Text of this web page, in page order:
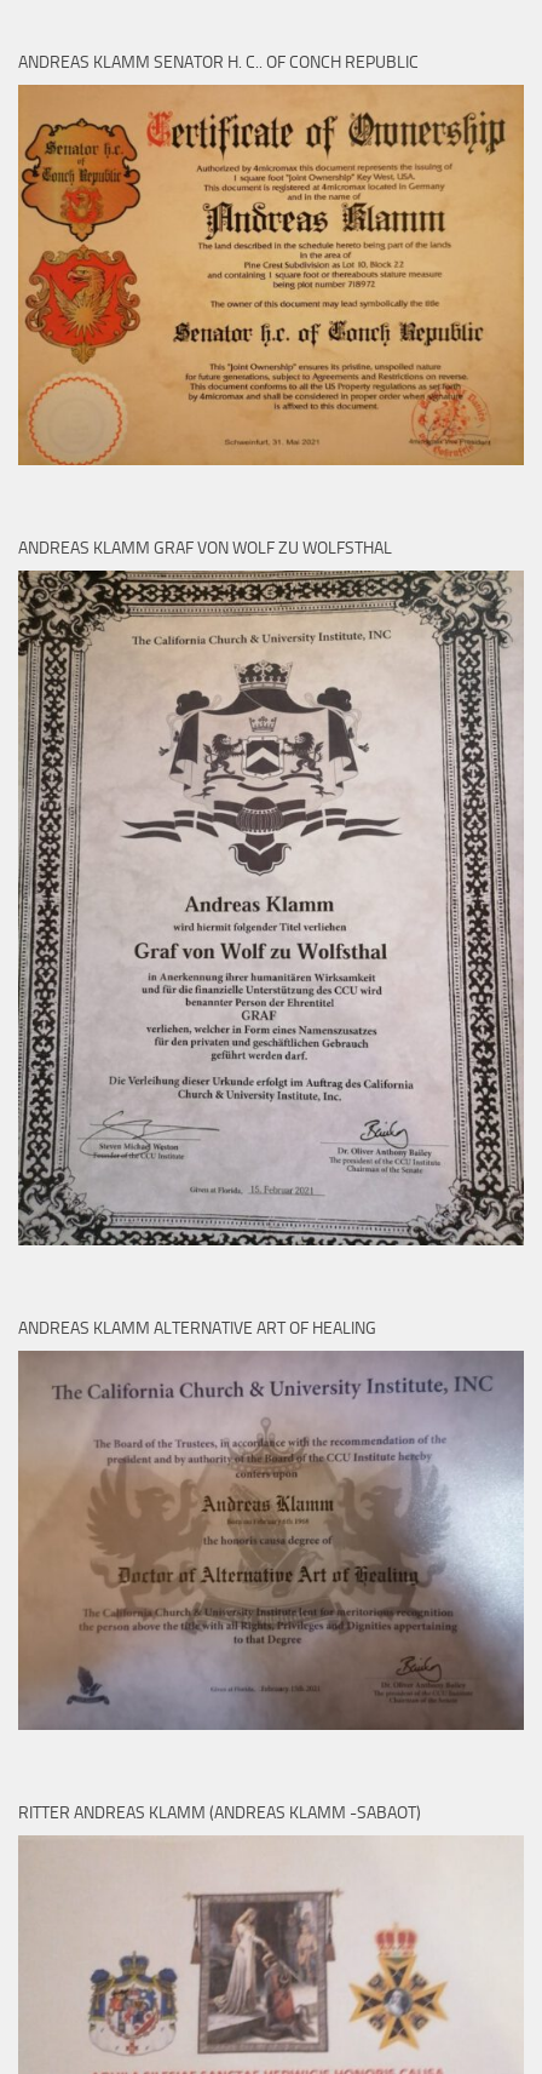
ANDREAS KLAMM SENATOR H. C.. OF CONCH REPUBLIC
ANDREAS KLAMM GRAF VON WOLF ZU WOLFSTHAL
ANDREAS KLAMM ALTERNATIVE ART OF HEALING
RITTER ANDREAS KLAMM (ANDREAS KLAMM -SABAOT)